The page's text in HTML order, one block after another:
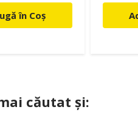
în Coș
căutat și: